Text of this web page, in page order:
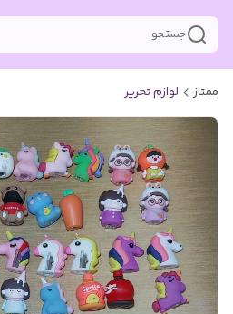
جستجو
ممتاز لوازم تحریر